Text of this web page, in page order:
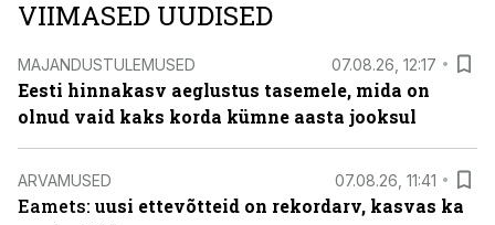
VIIMASED UUDISED
MAJANDUSTULEMUSED 07.08.26, 12:17
Eesti hinnakasv aeglustus tasemele, mida on
olnud vaid kaks korda kümne aasta jooksul
ARVAMUSED 07.08.26, 11:41
Eamets: uusi ettevõtteid on rekordarv, kasvas ka